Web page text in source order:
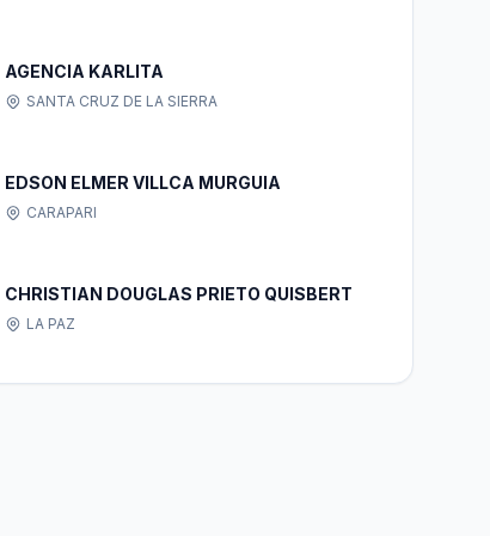
AGENCIA KARLITA
SANTA CRUZ DE LA SIERRA
EDSON ELMER VILLCA MURGUIA
CARAPARI
CHRISTIAN DOUGLAS PRIETO QUISBERT
LA PAZ